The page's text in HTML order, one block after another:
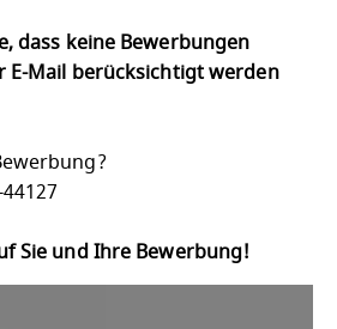
dass keine Bewerbungen
E-Mail berücksichtigt werden
Sie und Ihre Bewerbung!